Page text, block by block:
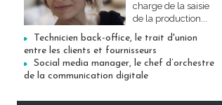
charge de la saisie
de la production...
Technicien back-office, le trait d'union
entre les clients et fournisseurs
Social media manager, le chef d’orchestre
de la communication digitale